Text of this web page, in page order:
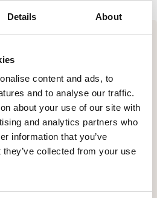
Details About
content and ads, to
and to analyse our traffic.
about your use of our site with
and analytics partners who
information that you’ve
collected from your use
de produits
l'été